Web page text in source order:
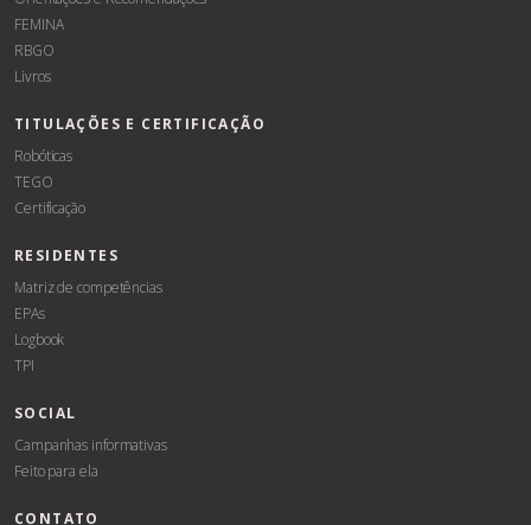
FEMINA
RBGO
Livros
TITULAÇÕES E CERTIFICAÇÃO
Robóticas
TEGO
Certificação
RESIDENTES
Matriz de competências
EPAs
Logbook
TPI
SOCIAL
Campanhas informativas
Feito para ela
CONTATO